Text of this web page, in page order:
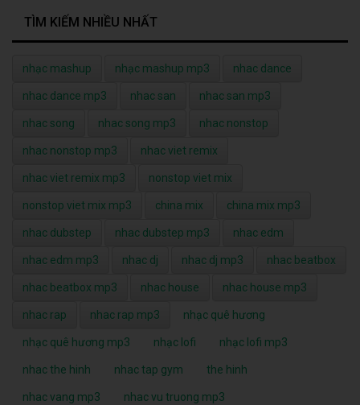
TÌM KIẾM NHIỀU NHẤT
nhạc mashup nhạc mashup mp3 nhac dance
nhac dance mp3 nhac san nhac san mp3
nhac song nhac song mp3 nhac nonstop
nhac nonstop mp3 nhac viet remix
nhac viet remix mp3 nonstop viet mix
nonstop viet mix mp3 china mix china mix mp3
nhac dubstep nhac dubstep mp3 nhac edm
nhac edm mp3 nhac dj nhac dj mp3 nhac beatbox
nhac beatbox mp3 nhac house nhac house mp3
nhac rap nhac rap mp3 nhạc quê hương
nhạc quê hương mp3 nhạc lofi nhạc lofi mp3
nhac the hinh nhac tap gym the hinh
nhac vang mp3 nhac vu truong mp3